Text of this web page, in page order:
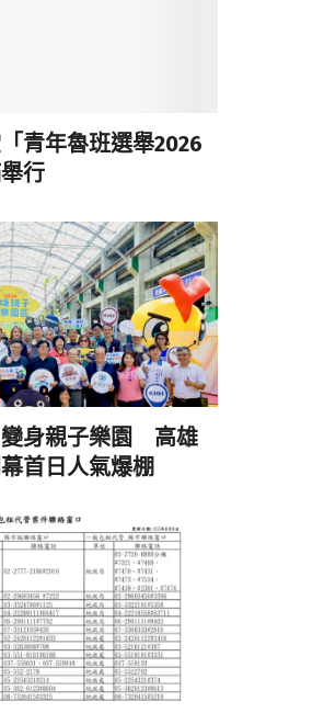
青年魯班選舉2026
行
身親子樂園 高雄
首日人氣爆棚